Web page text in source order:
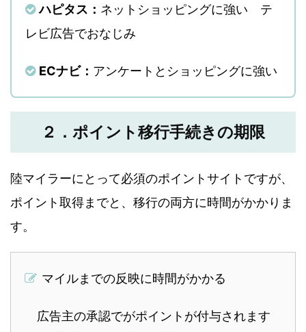
ハピタス： ネットショッピングに強い テ
レビ広告でおなじみ
ECナビ： アンケートとショッピングに強い
２．ポイント移行手続きの期限
陸マイラーにとって必須のポイントサイトですが、
ポイント取得までと、移行の両方に時間がかかりま
す。
マイルまでの反映に時間がかかる
広告主の承認でがポイントが付与されます